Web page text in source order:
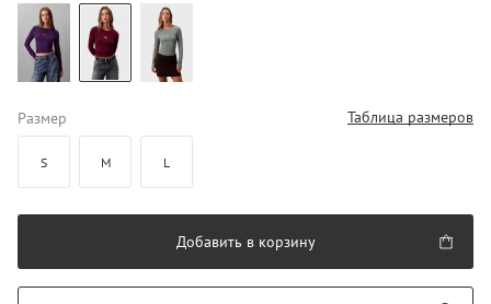
Размер Таблица размеров
S M L
Добавить в корзину